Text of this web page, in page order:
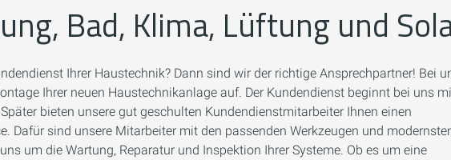
Bad, Klima, Lüftung und
Ihrer Haustechnik? Dann sind wir der richtige Ansprechpartner! Bei
Ihrer neuen Haustechnikanlage auf. Der Kundendienst beginnt bei uns
bieten unsere gut geschulten Kundendienstmitarbeiter Ihnen einen
Dafür sind unsere Mitarbeiter mit den passenden Werkzeugen und
um die Wartung, Reparatur und Inspektion Ihrer Systeme. Ob es um eine